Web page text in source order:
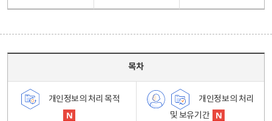
목차
개인정보의 처리 목적
개인정보의 처리
및 보유기간